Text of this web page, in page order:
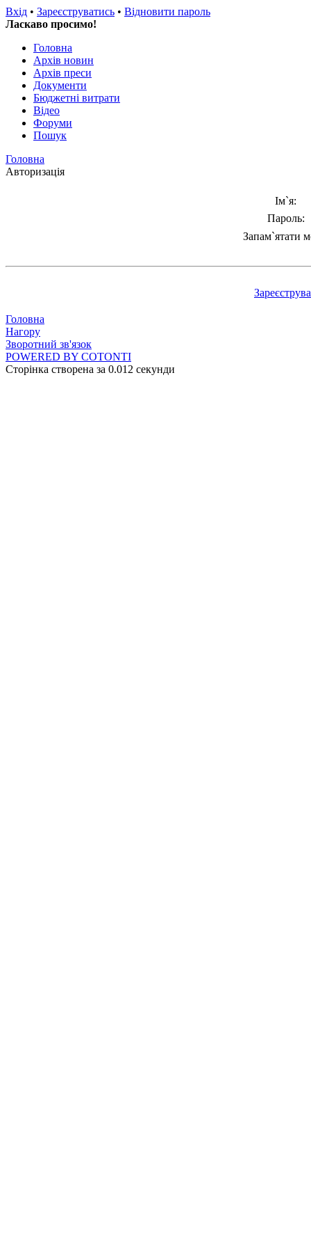
Вхід • Зареєструватись • Відновити пароль
Ласкаво просимо!
Головна
Архів новин
Архів преси
Документи
Бюджетні витрати
Відео
Форуми
Пошук
Головна
Авторизація
Ім`я:
Пароль:
Запам`ятати
Головна
Нагору
Зворотний зв'язок
POWERED BY COTONTI
Сторінка створена за 0.012 секунди